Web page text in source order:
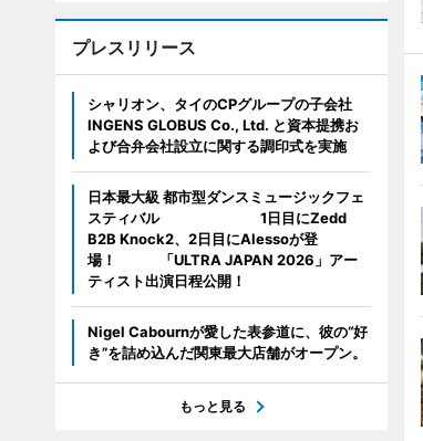
プレスリリース
シャリオン、タイのCPグループの子会社
INGENS GLOBUS Co., Ltd. と資本提携お
よび合弁会社設立に関する調印式を実施
日本最大級 都市型ダンスミュージックフェ
スティバル 1日目にZedd
B2B Knock2、2日目にAlessoが登
場！ 「ULTRA JAPAN 2026」アー
ティスト出演日程公開！
Nigel Cabournが愛した表参道に、彼の“好
き”を詰め込んだ関東最大店舗がオープン。
もっと見る